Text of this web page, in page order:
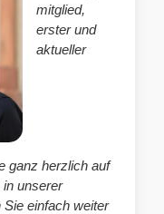
mitglied,
erster und
aktueller
ganz herzlich auf
in unserer
einfach weiter